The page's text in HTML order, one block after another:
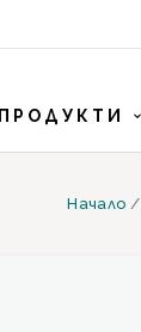
ПРОДУКТИ
Начало /